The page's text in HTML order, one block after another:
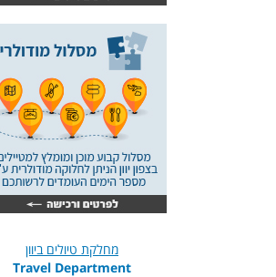
מחלקת טיולים ביוון
Travel Department